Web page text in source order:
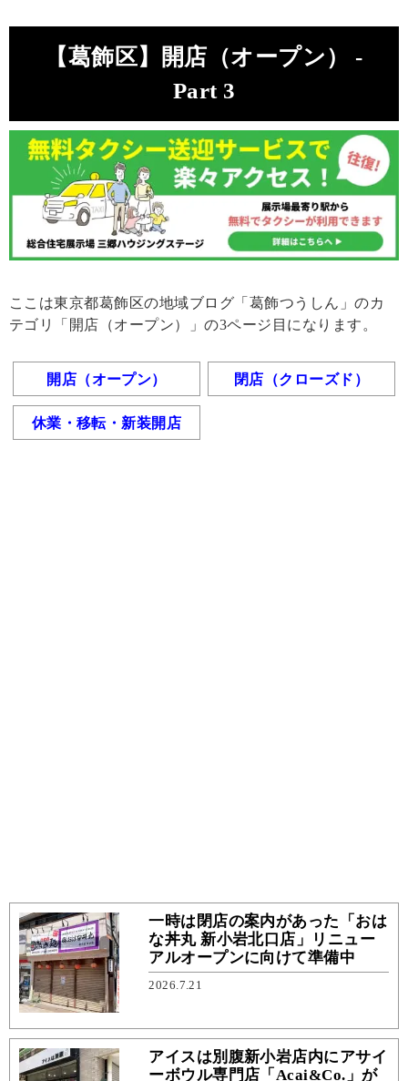
【葛飾区】開店（オープン） -
Part 3
ここは東京都葛飾区の地域ブログ「葛飾つうしん」のカ
テゴリ「開店（オープン）」の3ページ目になります。
開店（オープン） 閉店（クローズド）
休業・移転・新装開店
一時は閉店の案内があった「おは
な丼丸 新小岩北口店」リニュー
アルオープンに向けて準備中
2026.7.21
アイスは別腹新小岩店内にアサイ
ーボウル専門店「Acai&Co.」が